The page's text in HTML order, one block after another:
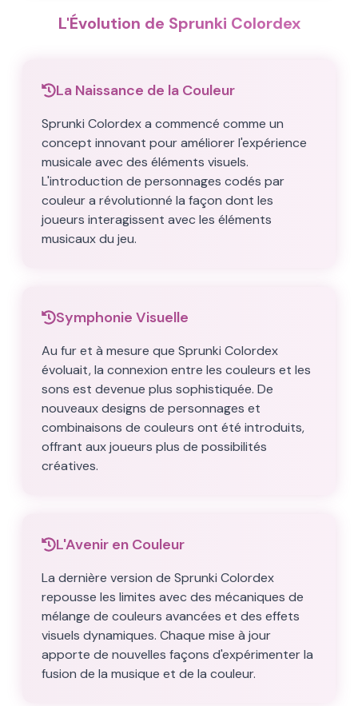
L'Évolution de Sprunki Colordex
La Naissance de la Couleur
Sprunki Colordex a commencé comme un
concept innovant pour améliorer l'expérience
musicale avec des éléments visuels.
L'introduction de personnages codés par
couleur a révolutionné la façon dont les
joueurs interagissent avec les éléments
musicaux du jeu.
Symphonie Visuelle
Au fur et à mesure que Sprunki Colordex
évoluait, la connexion entre les couleurs et les
sons est devenue plus sophistiquée. De
nouveaux designs de personnages et
combinaisons de couleurs ont été introduits,
offrant aux joueurs plus de possibilités
créatives.
L'Avenir en Couleur
La dernière version de Sprunki Colordex
repousse les limites avec des mécaniques de
mélange de couleurs avancées et des effets
visuels dynamiques. Chaque mise à jour
apporte de nouvelles façons d'expérimenter la
fusion de la musique et de la couleur.